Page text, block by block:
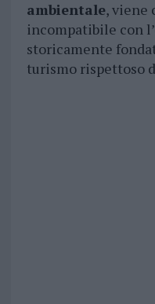
ambientale, viene
incompatibile con
storicamente
turismo rispettoso